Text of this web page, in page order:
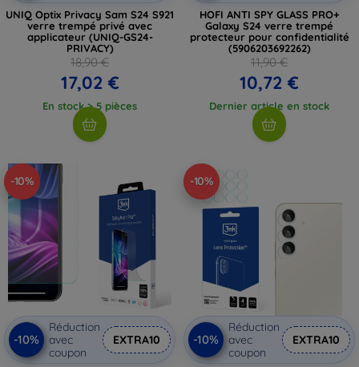
UNIQ Optix Privacy Sam S24 S921
verre trempé privé avec
applicateur (UNIQ-GS24-
PRIVACY)
18,90 €
17,02 €
En stock > 5 pièces
HOFI ANTI SPY GLASS PRO+
Galaxy S24 verre trempé
protecteur pour confidentialité
(5906203692262)
11,90 €
10,72 €
Dernier article en stock
-10%
-10%
Réduction
avec
coupon
EXTRA10
-10%
-10%
Réduction
avec
coupon
EXTRA10